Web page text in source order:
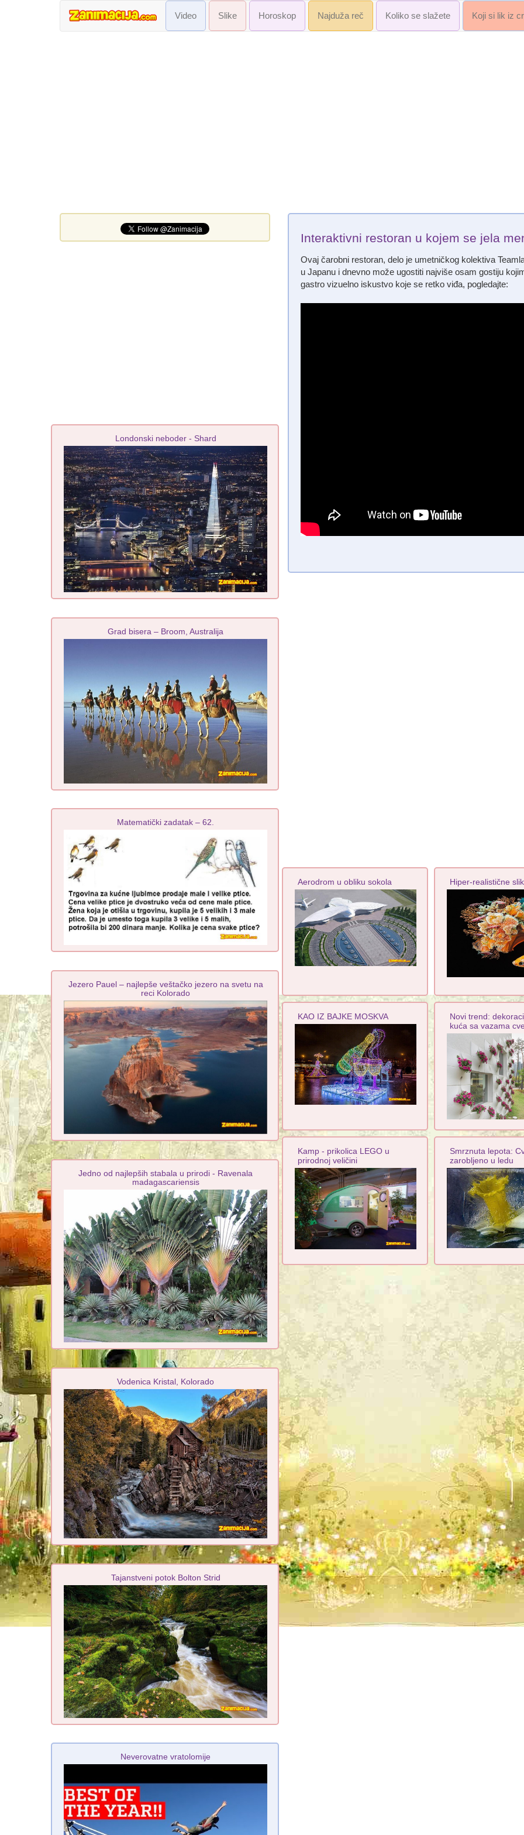
Video Slike Horoskop Najduža reč Koliko se slažete Koji si lik iz
Interaktivni restoran u kojem se jela
Ovaj čarobni restoran, delo je umetničkog kolektiva
u Japanu i dnevno može ugostiti najviše osam gostiju
gastro vizuelno iskustvo koje se retko viđa, pogledajte:
Aerodrom u obliku sokola Hiper-realistične
KAO IZ BAJKE MOSKVA
Novi trend:
kuća sa vazama
Kamp - prikolica LEGO u
prirodnoj veličini
Smrznuta lepota:
zarobljeno u ledu
Londonski neboder - Shard
Grad bisera – Broom, Australija
Matematički zadatak – 62.
Jezero Pauel – najlepše veštačko jezero na svetu na
reci Kolorado
Jedno od najlepših stabala u prirodi - Ravenala
madagascariensis
Vodenica Kristal, Kolorado
Tajanstveni potok Bolton Strid
Neverovatne vratolomije